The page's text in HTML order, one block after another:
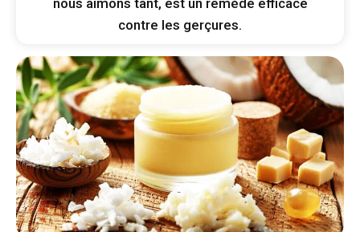
nous aimons tant, est un remède efficace
contre les gerçures.